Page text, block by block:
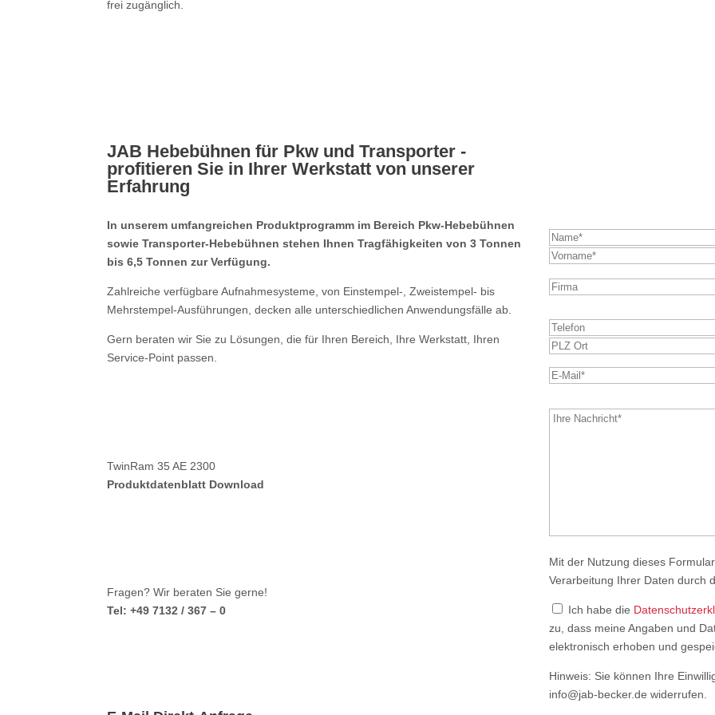
frei zugänglich.
JAB Hebebühnen für Pkw und Transporter -
profitieren Sie in Ihrer Werkstatt von unserer
Erfahrung
In unserem umfangreichen Produktprogramm im Bereich Pkw-Hebebühnen
sowie Transporter-Hebebühnen stehen Ihnen Tragfähigkeiten von 3 Tonnen
bis 6,5 Tonnen zur Verfügung.
Zahlreiche verfügbare Aufnahmesysteme, von Einstempel-, Zweistempel- bis
Mehrstempel-Ausführungen, decken alle unterschiedlichen Anwendungsfälle ab.
Gern beraten wir Sie zu Lösungen, die für Ihren Bereich, Ihre Werkstatt, Ihren
Service-Point passen.
TwinRam 35 AE 2300
Produktdatenblatt Download
Fragen? Wir beraten Sie gerne!
Tel: +49 7132 / 367 – 0
Bitte
dieses
Feld
Bitte
lasse
Mit der Nutzung dieses
Verarbeitung Ihrer Daten durch
Ich habe die
zu, dass meine Angaben und
elektronisch erhoben und
Hinweis: Sie können Ihre
info@jab-becker.de widerrufen.